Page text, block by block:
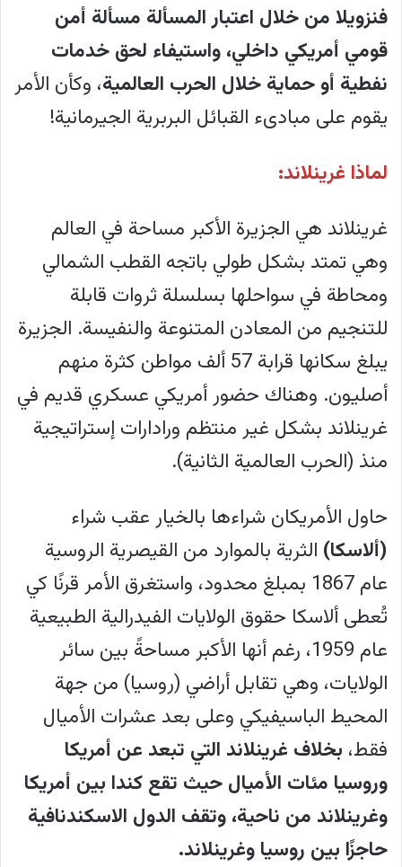
فنزويلا من خلال اعتبار المسألة مسألة أمن
قومي أمريكي داخلي، واستيفاء لحق خدمات
نفطية أو حماية خلال الحرب العالمية، وكأن الأمر
يقوم على مبادىء القبائل البربرية الجيرمانية!
لماذا غرينلاند:
غرينلاند هي الجزيرة الأكبر مساحة في العالم
وهي تمتد بشكل طولي باتجه القطب الشمالي
ومحاطة في سواحلها بسلسلة ثروات قابلة
للتنجيم من المعادن المتنوعة والنفيسة. الجزيرة
يبلغ سكانها قرابة 57 ألف مواطن كثرة منهم
أصليون. وهناك حضور أمريكي عسكري قديم في
غرينلاند بشكل غير منتظم ورادارات إستراتيجية
منذ (الحرب العالمية الثانية).
حاول الأمريكان شراءها بالخيار عقب شراء
(ألاسكا) الثرية بالموارد من القيصرية الروسية
عام 1867 بمبلغ محدود، واستغرق الأمر قرنًا كي
تُعطى ألاسكا حقوق الولايات الفيدرالية الطبيعية
عام 1959، رغم أنها الأكبر مساحةً بين سائر
الولايات، وهي تقابل أراضي (روسيا) من جهة
المحيط الباسيفيكي وعلى بعد عشرات الأميال
فقط، بخلاف غرينلاند التي تبعد عن أمريكا
وروسيا مئات الأميال حيث تقع كندا بين أمريكا
وغرينلاند من ناحية، وتقف الدول الاسكندنافية
حاجزًا بين روسيا وغرينلاند.